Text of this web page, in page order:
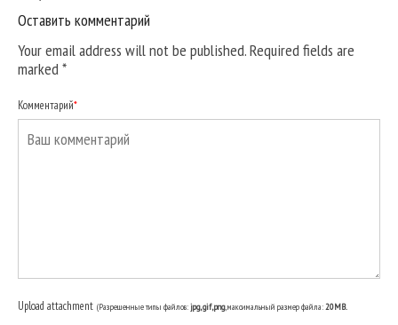
Оставить комментарий
Your email address will not be published. Required fields are
marked*
Комментарий*
Upload attachment (Разрешенные типы файлов:jpg, gif, png, максимальный размер файла:20MB.